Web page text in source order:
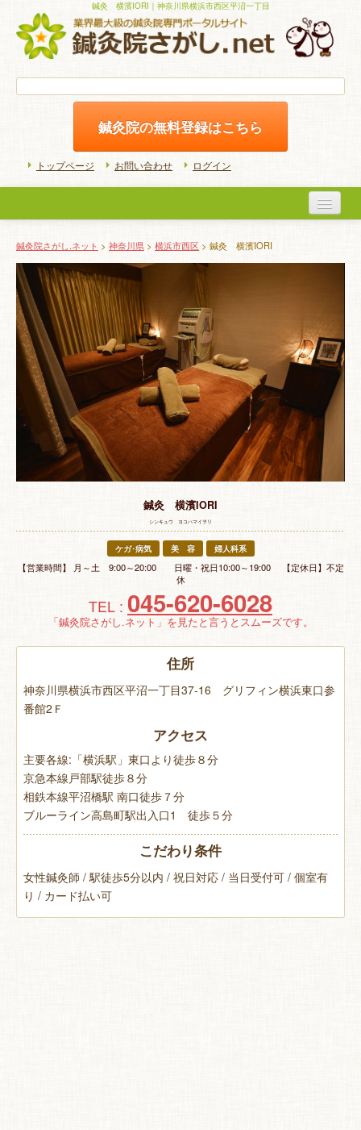
鍼灸 横濱IORI｜神奈川県横浜市西区平沼一丁目
鍼灸院の無料登録はこちら
トップページ お問い合わせ ログイン
初めての方へ
よくある質問
ホームケア
特 集
お悩み解決！
鍼灸院さがし.ネット > 神奈川県 > 横浜市西区 > 鍼灸 横濱IORI
鍼灸 横濱IORI
シンキュウ ヨコハマイヲリ
ケガ･病気 美 容 婦人科系
【営業時間】 月～土 9:00～20:00 日曜・祝日10:00～19:00 【定休日】不定
休
TEL : 045-620-6028
「鍼灸院さがし.ネット」を見たと言うとスムーズです。
住所
神奈川県横浜市西区平沼一丁目37-16 グリフィン横浜東口参
番館2Ｆ
アクセス
主要各線:「横浜駅」東口より徒歩８分
京急本線戸部駅徒歩８分
相鉄本線平沼橋駅 南口徒歩７分
ブルーライン高島町駅出入口1 徒歩５分
こだわり条件
女性鍼灸師 / 駅徒歩5分以内 / 祝日対応 / 当日受付可 / 個室有
り / カード払い可